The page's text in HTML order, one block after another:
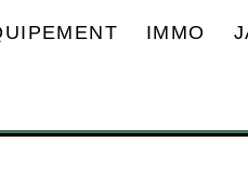
IMMO